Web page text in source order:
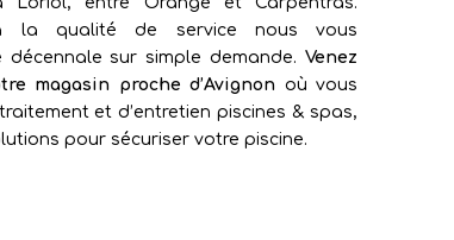
à la qualité de service nous vous
décennale sur simple demande.Venez
magasin proche d’Avignon où vous
et d’entretien piscines & spas,
pour sécuriser votre piscine.